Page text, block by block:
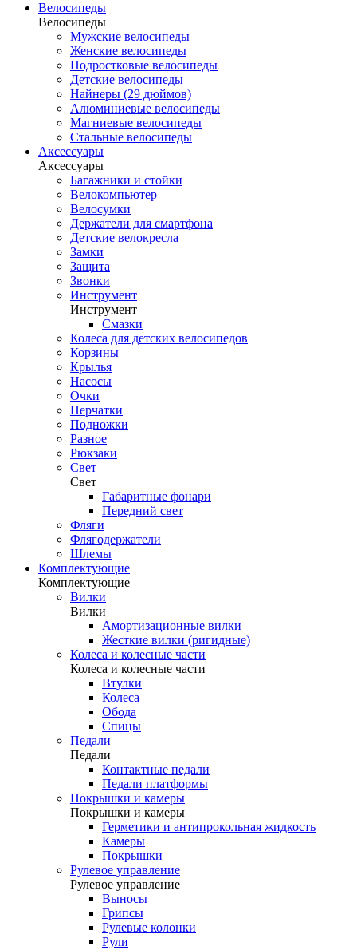
Велосипеды
Велосипеды
Мужские велосипеды
Женские велосипеды
Подростковые велосипеды
Детские велосипеды
Найнеры (29 дюймов)
Алюминиевые велосипеды
Магниевые велосипеды
Стальные велосипеды
Аксессуары
Аксессуары
Багажники и стойки
Велокомпьютер
Велосумки
Держатели для смартфона
Детские велокресла
Замки
Защита
Звонки
Инструмент
Инструмент
Смазки
Колеса для детских велосипедов
Корзины
Крылья
Насосы
Очки
Перчатки
Подножки
Разное
Рюкзаки
Свет
Свет
Габаритные фонари
Передний свет
Фляги
Флягодержатели
Шлемы
Комплектующие
Комплектующие
Вилки
Вилки
Амортизационные вилки
Жесткие вилки (ригидные)
Колеса и колесные части
Колеса и колесные части
Втулки
Колеса
Обода
Спицы
Педали
Педали
Контактные педали
Педали платформы
Покрышки и камеры
Покрышки и камеры
Герметики и антипрокольная жидкость
Камеры
Покрышки
Рулевое управление
Рулевое управление
Выносы
Грипсы
Рулевые колонки
Рули